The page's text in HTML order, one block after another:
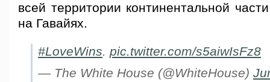
всей территории континентальной
на Гавайях.
#LoveWins. pic.twitter.com/s5aiwIsFz8
— The White House (@WhiteHouse)